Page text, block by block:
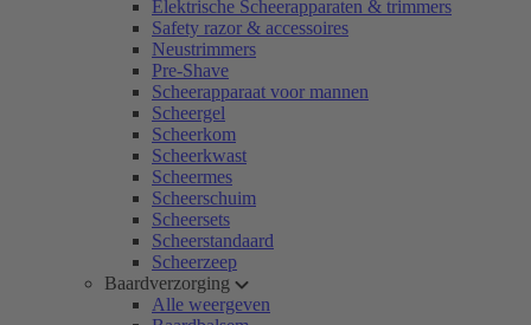
Elektrische Scheerapparaten & trimmers
Safety razor & accessoires
Neustrimmers
Pre-Shave
Scheerapparaat voor mannen
Scheergel
Scheerkom
Scheerkwast
Scheermes
Scheerschuim
Scheersets
Scheerstandaard
Scheerzeep
Baardverzorging
Alle weergeven